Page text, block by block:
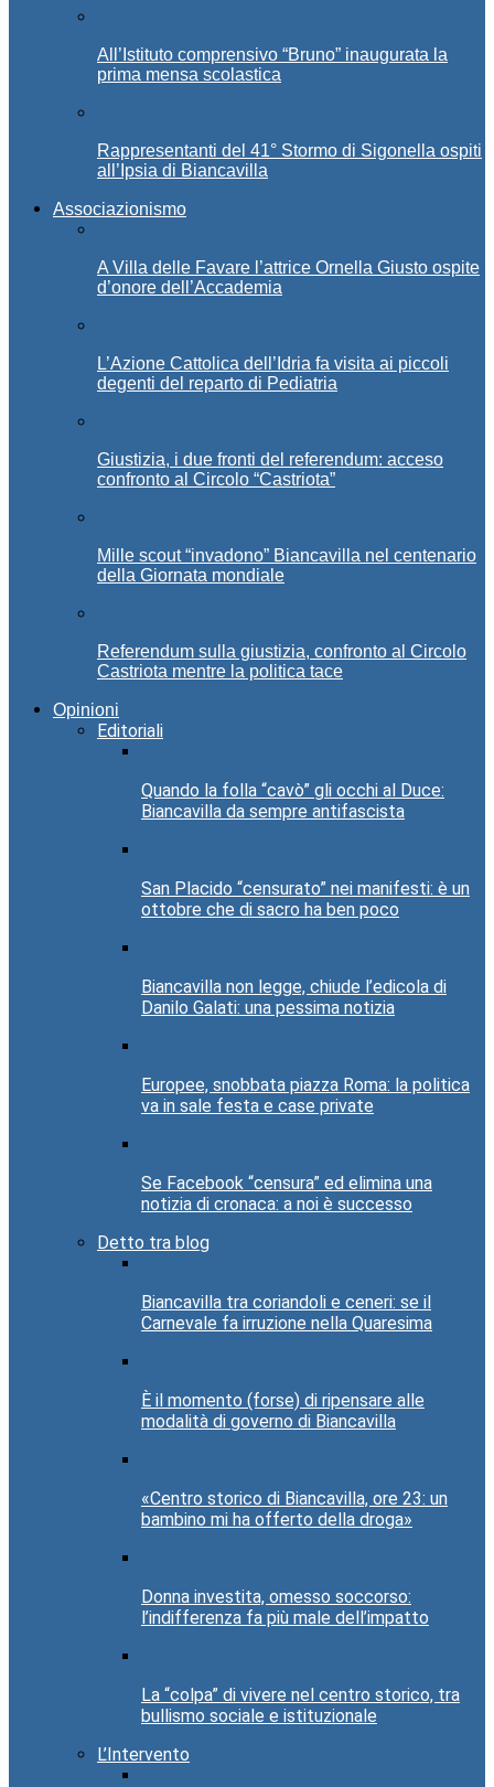
All’Istituto comprensivo “Bruno” inaugurata la
prima mensa scolastica
Rappresentanti del 41° Stormo di Sigonella ospiti
all’Ipsia di Biancavilla
Associazionismo
A Villa delle Favare l’attrice Ornella Giusto ospite
d’onore dell’Accademia
L’Azione Cattolica dell’Idria fa visita ai piccoli
degenti del reparto di Pediatria
Giustizia, i due fronti del referendum: acceso
confronto al Circolo “Castriota”
Mille scout “invadono” Biancavilla nel centenario
della Giornata mondiale
Referendum sulla giustizia, confronto al Circolo
Castriota mentre la politica tace
Opinioni
Editoriali
Quando la folla “cavò” gli occhi al Duce:
Biancavilla da sempre antifascista
San Placido “censurato” nei manifesti: è un
ottobre che di sacro ha ben poco
Biancavilla non legge, chiude l’edicola di
Danilo Galati: una pessima notizia
Europee, snobbata piazza Roma: la politica
va in sale festa e case private
Se Facebook “censura” ed elimina una
notizia di cronaca: a noi è successo
Detto tra blog
Biancavilla tra coriandoli e ceneri: se il
Carnevale fa irruzione nella Quaresima
È il momento (forse) di ripensare alle
modalità di governo di Biancavilla
«Centro storico di Biancavilla, ore 23: un
bambino mi ha offerto della droga»
Donna investita, omesso soccorso:
l’indifferenza fa più male dell’impatto
La “colpa” di vivere nel centro storico, tra
bullismo sociale e istituzionale
L’Intervento